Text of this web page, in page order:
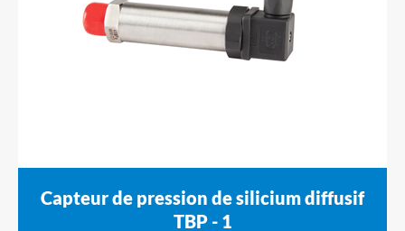
Capteur de pression de silicium diffusif
TBP - 1